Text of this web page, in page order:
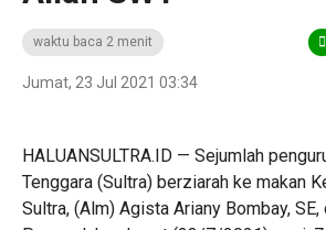
waktu baca 2 menit
Jumat, 23 Jul 2021 03:34
HALUANSULTRA.ID — Sejumlah
Tenggara (Sultra) berziarah ke makan
Sultra, (Alm) Agista Ariany Bombay, SE,